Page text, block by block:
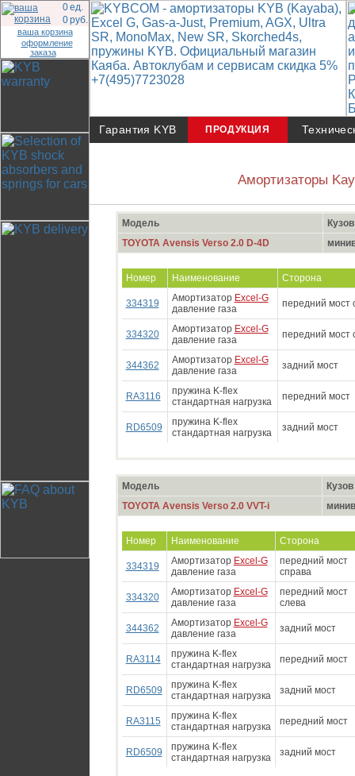
0ед.
0руб.
ваша корзина
оформление
заказа
Гарантия KYB ПРОДУКЦИЯ
Амортизаторы
Модель
Кузов
TOYOTA Avensis Verso 2.0 D-4D
Номер Наименование Сторона
334319 Амортизатор Excel-G
давление газа
передний мост
334320 Амортизатор Excel-G
давление газа
передний мост
344362 Амортизатор Excel-G
давление газа
задний мост
RA3116
пружина K-flex
стандартная нагрузка
передний мост
RD6509
пружина K-flex
стандартная нагрузка
задний мост
Модель
Кузов
TOYOTA Avensis Verso 2.0 VVT-i
Номер Наименование Сторона
334319 Амортизатор Excel-G
давление газа
передний мост
справа
334320 Амортизатор Excel-G
давление газа
передний мост
слева
344362 Амортизатор Excel-G
давление газа
задний мост
RA3114
пружина K-flex
стандартная нагрузка
передний мост
RD6509
пружина K-flex
стандартная нагрузка
задний мост
RA3115
пружина K-flex
стандартная нагрузка
передний мост
RD6509
пружина K-flex
стандартная нагрузка
задний мост